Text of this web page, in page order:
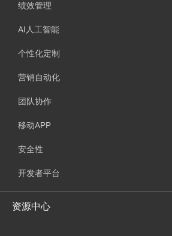
绩效管理
AI人工智能
个性化定制
营销自动化
团队协作
移动APP
安全性
开发者平台
资源中心